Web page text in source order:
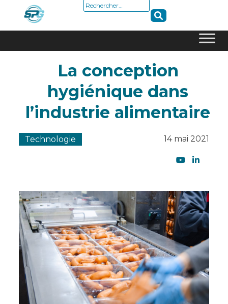
Rechercher :
La conception
hygiénique dans
l’industrie alimentaire
Technologie 14 mai 2021